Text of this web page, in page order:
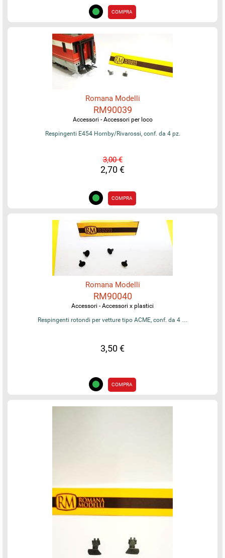
COMPRA
Romana Modelli
RM90039
Accessori - Accessori per loco
Respingenti E454 Hornby/Rivarossi, conf. da 4 pz.
3,00 €
2,70 €
COMPRA
Romana Modelli
RM90040
Accessori - Accessori x plastici
Respingenti rotondi per vetture tipo ACME, conf. da 4 …
3,50 €
COMPRA